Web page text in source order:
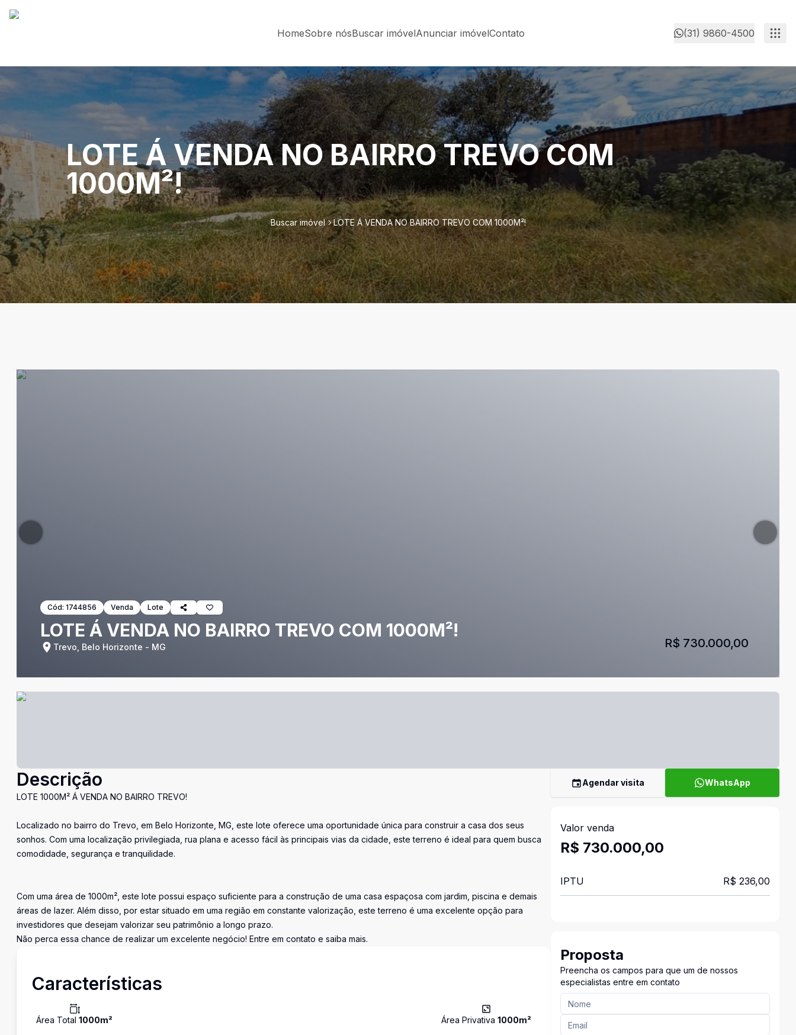
HomeSobre nósBuscar imóvelAnunciar imóvelContato (31) 9860-4500
LOTE Á VENDA NO BAIRRO TREVO COM
1000M²!
Buscar imóvel LOTE Á VENDA NO BAIRRO TREVO COM 1000M²!
Cód: 1744856 Venda Lote
LOTE Á VENDA NO BAIRRO TREVO COM 1000M²!
Trevo, Belo Horizonte - MG R$ 730.000,00
Descrição
LOTE 1000M² Á VENDA NO BAIRRO TREVO!
Localizado no bairro do Trevo, em Belo Horizonte, MG, este lote oferece uma oportunidade única para construir a casa dos seus
sonhos. Com uma localização privilegiada, rua plana e acesso fácil às principais vias da cidade, este terreno é ideal para quem busca
comodidade, segurança e tranquilidade.
Com uma área de 1000m², este lote possui espaço suficiente para a construção de uma casa espaçosa com jardim, piscina e demais
áreas de lazer. Além disso, por estar situado em uma região em constante valorização, este terreno é uma excelente opção para
investidores que desejam valorizar seu patrimônio a longo prazo.
Não perca essa chance de realizar um excelente negócio! Entre em contato e saiba mais.
Características
Área Total 1000m² Área Privativa 1000m²
Agendar visita WhatsApp
Valor venda
R$ 730.000,00
IPTU R$ 236,00
Proposta
Preencha os campos para que um de nossos
especialistas entre em contato